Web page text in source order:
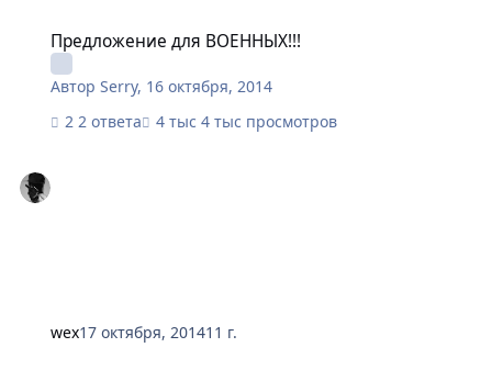
Предложение для ВОЕННЫХ!!!
АвторSerry, 16 октября, 2014
2 ответа
4 тыс просмотров
wex17 октября, 201411 г.